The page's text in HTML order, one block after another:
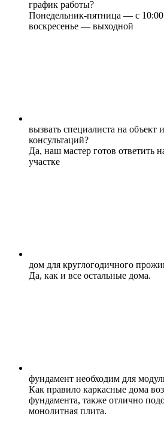
график работы?
Понедельник-пятница — с
воскресенье — выходной
вызвать специалиста на объект
консультаций?
Да, наш мастер готов ответить
участке
дом для круглогодичного
Да, как и все остальные дома.
фундамент необходим для
Как правило каркасные дома
фундамента, также отлично
монолитная плита.